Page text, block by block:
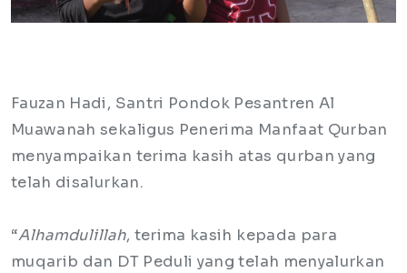
Fauzan Hadi, Santri Pondok Pesantren Al
Muawanah sekaligus Penerima Manfaat Qurban
menyampaikan terima kasih atas qurban yang
telah disalurkan.
“Alhamdulillah, terima kasih kepada para
muqarib dan DT Peduli yang telah menyalurkan